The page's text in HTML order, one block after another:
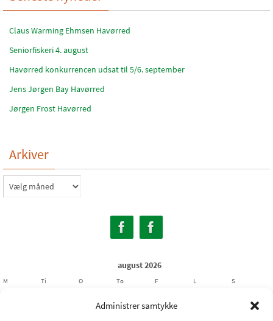
Administrer samtykke
Claus Warming Ehmsen Havørred
Seniorfiskeri 4. august
Havørred konkurrencen udsat til 5/6. september
Jens Jørgen Bay Havørred
Jørgen Frost Havørred
Arkiver
Arkiver
august 2026
M Ti O To F L S